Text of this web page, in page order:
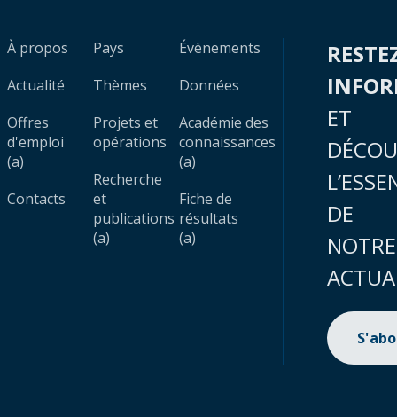
À propos
Actualité
Offres
d'emploi
(a)
Contacts
Pays
Thèmes
Projets et
opérations
Recherche
et
publications
(a)
Évènements
Données
Académie des
connaissances
(a)
Fiche de
résultats
(a)
ET
DE
NOTRE